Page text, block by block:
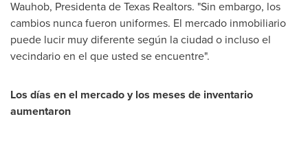
Wauhob, Presidenta de Texas Realtors. "Sin embargo, los
cambios nunca fueron uniformes. El mercado inmobiliario
puede lucir muy diferente según la ciudad o incluso el
vecindario en el que usted se encuentre".
Los días en el mercado y los meses de inventario
aumentaron